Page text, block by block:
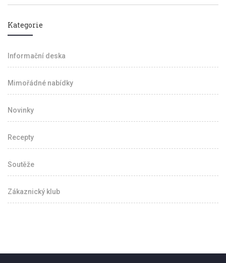
Kategorie
Informační deska
Mimořádné nabídky
Novinky
Recepty
Soutěže
Zákaznický klub